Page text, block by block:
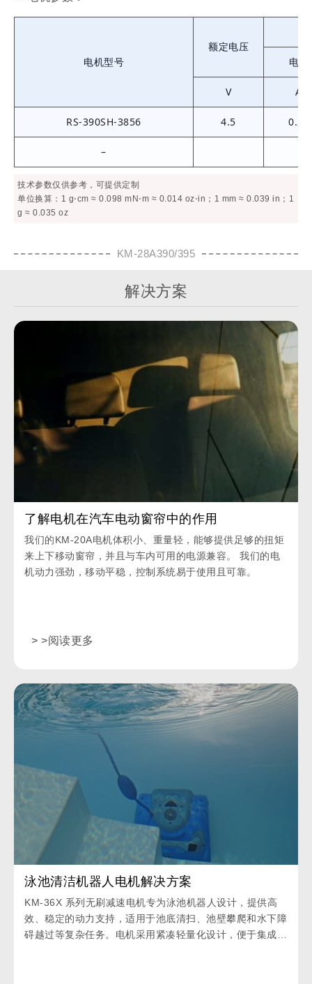
电机型号
额定电压
电流
V A
RS-390SH-3856 4.5 0.28
–
技术参数仅供参考，可提供定制
单位换算：1 g⋅cm ≈ 0.098 mN⋅m ≈ 0.014 oz⋅in；1 mm ≈ 0.039 in；1
g ≈ 0.035 oz
KM-28A390/395
解决方案
了解电机在汽车电动窗帘中的作用
我们的KM-20A电机体积小、重量轻，能够提供足够的扭矩
来上下移动窗帘，并且与车内可用的电源兼容。 我们的电
机动力强劲，移动平稳，控制系统易于使用且可靠。
> >阅读更多
泳池清洁机器人电机解决方案
KM-36X 系列无刷减速电机专为泳池机器人设计，提供高
效、稳定的动力支持，适用于池底清扫、池壁攀爬和水下障
碍越过等复杂任务。电机采用紧凑轻量化设计，便于集成于